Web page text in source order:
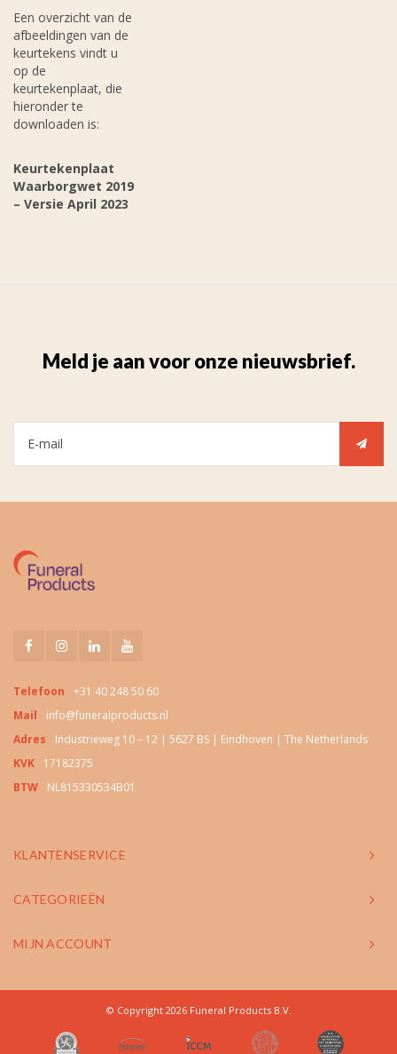
Een overzicht van de
afbeeldingen van de
keurtekens vindt u
op de
keurtekenplaat, die
hieronder te
downloaden is:
Keurtekenplaat
Waarborgwet 2019
– Versie April 2023
Meld je aan voor onze nieuwsbrief.
Telefoon
+31 40 248 50 60
Mail
info@funeralproducts.nl
Adres
Industrieweg 10 – 12 | 5627 BS | Eindhoven | The Netherlands
KVK
17182375
BTW
NL815330534B01
KLANTENSERVICE
CATEGORIEËN
MIJN ACCOUNT
© Copyright 2026 Funeral Products B.V.